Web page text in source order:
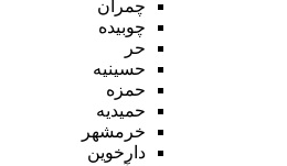
چمران
چوبیده
حر
حسینیه
حمزه
حمیدیه
خرمشهر
دارخوین